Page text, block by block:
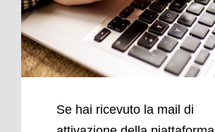
Se hai ricevuto la mail di